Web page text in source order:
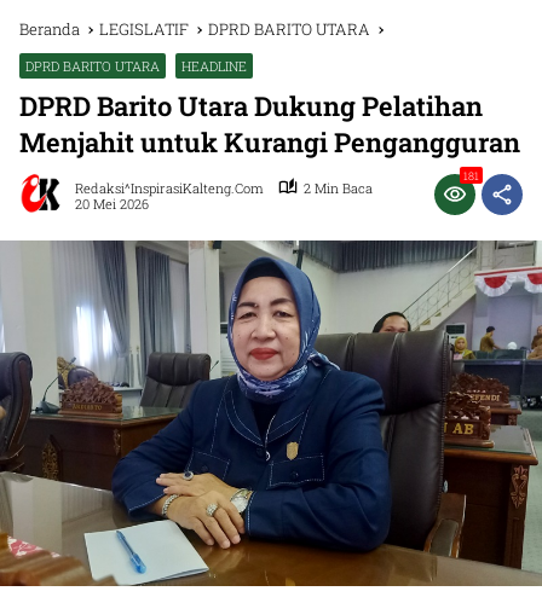
Beranda LEGISLATIF DPRD BARITO UTARA
DPRD BARITO UTARA HEADLINE
DPRD Barito Utara Dukung Pelatihan
Menjahit untuk Kurangi Pengangguran
Redaksi^InspirasiKalteng.com
2 Min Baca
20 Mei 2026
181